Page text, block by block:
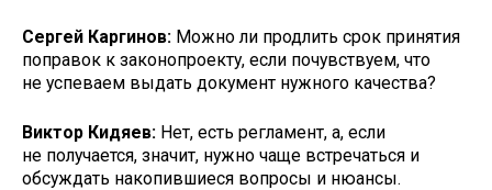
Сергей Каргинов: Можно ли продлить срок принятия
поправок к законопроекту, если почувствуем, что
не успеваем выдать документ нужного качества?
Виктор Кидяев: Нет, есть регламент, а, если
не получается, значит, нужно чаще встречаться и
обсуждать накопившиеся вопросы и нюансы.